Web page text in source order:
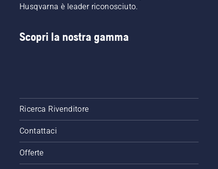
Husqvarna è leader riconosciuto.
Scopri la nostra gamma
Ricerca Rivenditore
Contattaci
Offerte